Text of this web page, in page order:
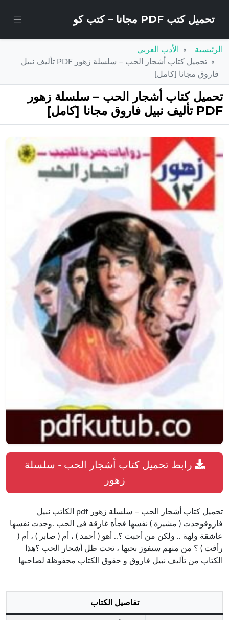
تحميل كتب PDF مجانا – كتب كو
الرئيسية
الأدب العربي
تحميل كتاب أشجار الحب – سلسلة زهور PDF تأليف نبيل
فاروق مجانا [كامل]
تحميل كتاب أشجار الحب – سلسلة زهور
PDF تأليف نبيل فاروق مجانا [كامل]
رابط تحميل كتاب أشجار الحب - سلسلة
زهور
تحميل كتاب أشجار الحب – سلسلة زهور pdf الكاتب نبيل
فاروقوجدت ( مشيرة ) نفسها فجأة غارقة فى الحب .وجدت نفسها
عاشقة ولهة .. ولكن من أحبت ؟.. أهو ( أحمد ) ، أم ( صابر ) ، أم (
رأفت ) ؟ من منهم سيفوز بحبها ، تحت ظل أشجار الحب ؟هذا
الكتاب من تأليف نبيل فاروق و حقوق الكتاب محفوظة لصاحبها
تفاصيل الكتاب